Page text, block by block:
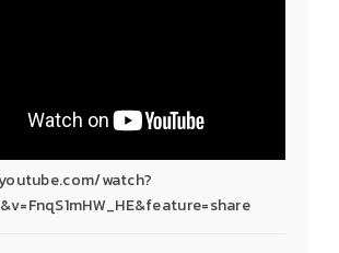
watch?